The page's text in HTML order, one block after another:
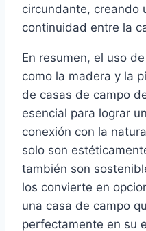
circundante, creando
continuidad entre la
En resumen, el uso
como la madera y la
de casas de campo
esencial para lograr
conexión con la
solo son
también son
los convierte en
una casa de campo
perfectamente en su